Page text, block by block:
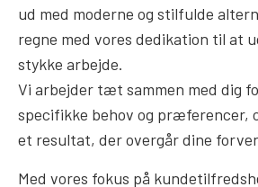
ud med moderne og stilfulde
regne med vores dedikation til at
stykke arbejde.
Vi arbejder tæt sammen med dig
specifikke behov og præferencer,
et resultat, der overgår dine
Med vores fokus på